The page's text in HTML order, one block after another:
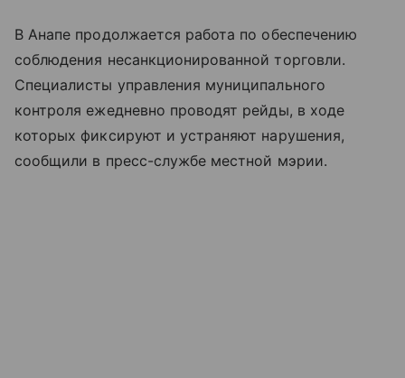
В Анапе продолжается работа по обеспечению
соблюдения несанкционированной торговли.
Специалисты управления муниципального
контроля ежедневно проводят рейды, в ходе
которых фиксируют и устраняют нарушения,
сообщили в пресс-службе местной мэрии.